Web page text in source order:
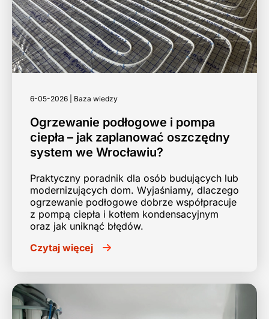
6-05-2026 | Baza wiedzy
Ogrzewanie podłogowe i pompa
ciepła – jak zaplanować oszczędny
system we Wrocławiu?
Praktyczny poradnik dla osób budujących lub
modernizujących dom. Wyjaśniamy, dlaczego
ogrzewanie podłogowe dobrze współpracuje
z pompą ciepła i kotłem kondensacyjnym
oraz jak uniknąć błędów.
Czytaj więcej